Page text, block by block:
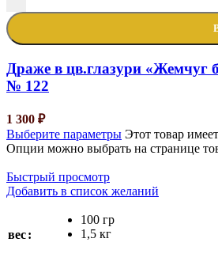
Драже в цв.глазури «Жемчуг
№ 122
1 300 ₽
Выберите параметры Этот товар
Опции можно выбрать на странице
Быстрый просмотр
Добавить в список желаний
вес
100 гр
1,5 кг